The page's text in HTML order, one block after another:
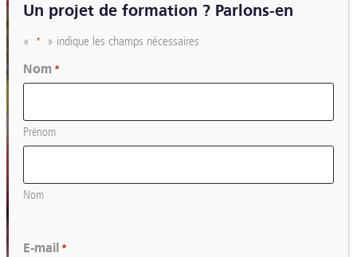
Un projet de formation ? Parlons-en
« *
» indique les champs nécessaires
Nom *
Prénom
Nom
E-mail *